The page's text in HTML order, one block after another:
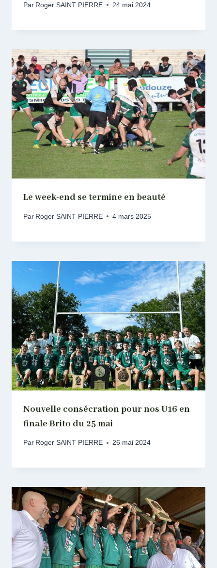
Par Roger SAINT PIERRE 24 mai 2024
Le week-end se termine en beauté
Par Roger SAINT PIERRE 4 mars 2025
Nouvelle consécration pour nos U16 en
finale Brito du 25 mai
Par Roger SAINT PIERRE 26 mai 2024